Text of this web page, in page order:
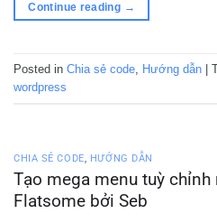
Continue reading →
Posted in Chia sẻ code Hướng dẫn |
wordpress
CHIA SẺ CODE, HƯỚNG DẪN
Tạo mega menu tuỳ chỉnh
Flatsome bởi Seb